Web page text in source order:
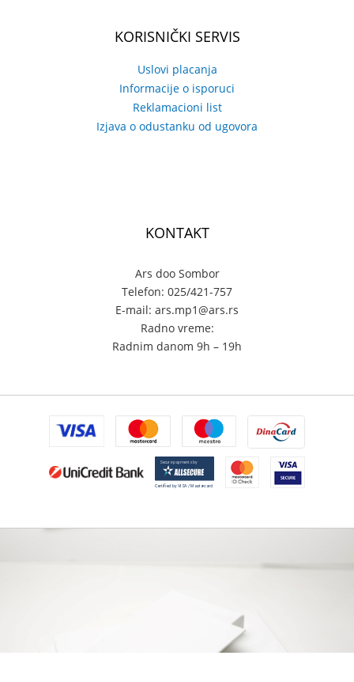
KORISNIČKI SERVIS
Uslovi placanja
Informacije o isporuci
Reklamacioni list
Izjava o odustanku od ugovora
KONTAKT
Ars doo Sombor
Telefon: 025/421-757
E-mail: ars.mp1@ars.rs
Radno vreme:
Radnim danom 9h – 19h